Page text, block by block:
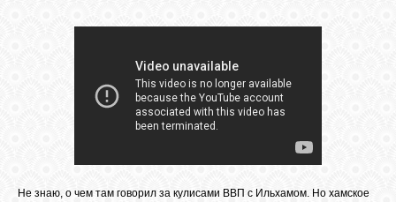
Не знаю, о чем там говорил за кулисами ВВП с Ильхамом. Но хамское